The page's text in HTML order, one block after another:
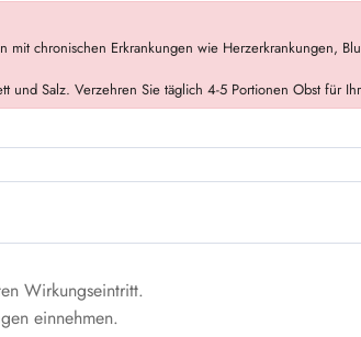
chronischen Erkrankungen wie Herzerkrankungen,
und Salz. Verzehren Sie täglich 4-5 Portionen Obst für
Wirkungseintritt.
einnehmen.